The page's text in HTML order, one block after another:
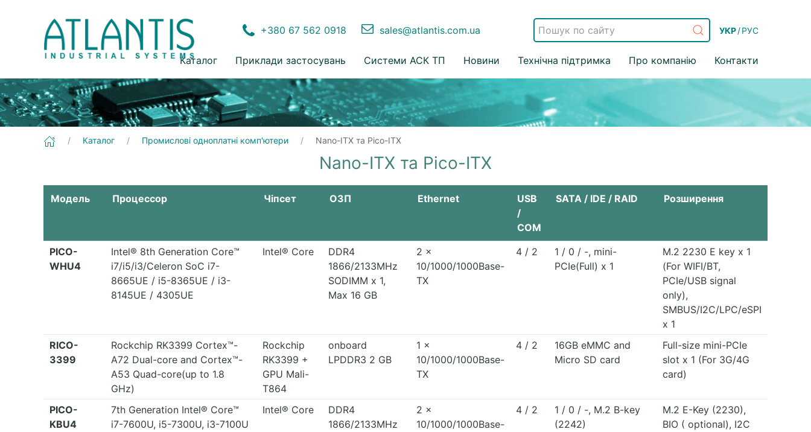
+380 67 562 0918 sales@atlantis.com.ua УКР/РУС
Каталог Приклади застосувань Системи АСК ТП Новини Технічна підтримка Про компанію Контакти
Каталог Промислові одноплатні комп'ютери Nano-ITX та Pico-ITX
Nano-ITX та Pico-ITX
Модель Процессор Чіпсет ОЗП Ethernet
USB
/
COM
SATA / IDE / RAID Розширення
PICO-
WHU4
Intel® 8th Generation Core™
i7/i5/i3/Celeron SoC i7-
8665UE / i5-8365UE / i3-
8145UE / 4305UE
Intel® Core
DDR4
1866/2133MHz
SODIMM x 1,
Max 16 GB
2 x
10/1000/1000Base-
TX
4 / 2
1 / 0 / -, mini-
PCIe(Full) x 1
M.2 2230 E key x 1
(For WIFI/BT,
PCIe/USB signal
only),
SMBUS/I2C/LPC/eSPI
x 1
RICO-
3399
Rockchip RK3399 Cortex™-
A72 Dual-core and Cortex™-
A53 Quad-core(up to 1.8
GHz)
Rockchip
RK3399 +
GPU Mali-
T864
onboard
LPDDR3 2 GB
1 x
10/1000/1000Base-
TX
4 / 2
16GB eMMC and
Micro SD card
Full-size mini-PCIe
slot x 1 (For 3G/4G
card)
PICO-
KBU4
7th Generation Intel® Core™
i7-7600U, i5-7300U, i3-7100U
Intel® Core
DDR4
1866/2133MHz
2 x
10/1000/1000Base-
4 / 2
1 / 0 / -, M.2 B-key
(2242)
M.2 E-Key (2230),
BIO ( optional), I2C